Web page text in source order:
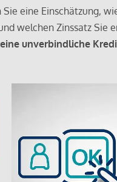
eine Einschätzung,
welchen Zinssatz Sie
eine unverbindliche